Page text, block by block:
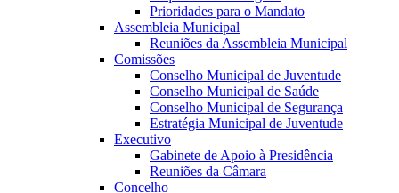
Prioridades para o Mandato
Assembleia Municipal
Reuniões da Assembleia Municipal
Comissões
Conselho Municipal de Juventude
Conselho Municipal de Saúde
Conselho Municipal de Segurança
Estratégia Municipal de Juventude
Executivo
Gabinete de Apoio à Presidência
Reuniões da Câmara
Concelho